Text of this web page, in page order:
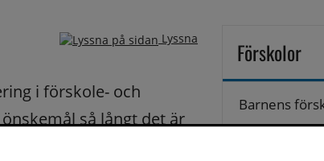
Lyssna
i förskole- och
så långt det är
Förskolor
Barnens